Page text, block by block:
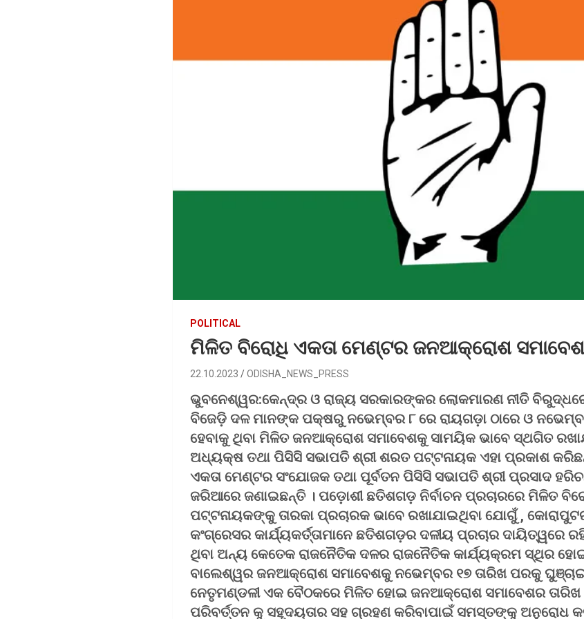
POLITICAL
ମିଳିତ ବିରୋଧି ଏକତା ମେଣ୍ଟର ଜନଆକ୍ରୋଶ
22.10.2023 ODISHA_NEWS_PRESS
ଭୁବନେଶ୍ୱର:କେନ୍ଦ୍ର ଓ ରାଜ୍ୟ ସରକାରଙ୍କର ଲୋକମାରଣ ନୀତି
ବିଜେଡ଼ି ଦଳ ମାନଙ୍କ ପକ୍ଷରୁ ନଭେମ୍ବର ୮ ରେ ରାୟଗଡ଼ା ଠାରେ ଓ
ହେବାକୁ ଥିବା ମିଳିତ ଜନଆକ୍ରୋଶ ସମାବେଶକୁ ସାମୟିକ ଭାବେ ସ୍ଥଗିତ
ଅଧ୍ୟକ୍ଷ ତଥା ପିସିସି ସଭାପତି ଶ୍ରୀ ଶରତ ପଟ୍ଟନାୟକ ଏହା ପ୍ରକାଶ
ଏକତା ମେଣ୍ଟର ସଂଯୋଜକ ତଥା ପୂର୍ବତନ ପିସିସି ସଭାପତି ଶ୍ରୀ ପ୍ରସାଦ
ଜରିଆରେ ଜଣାଇଛନ୍ତି । ପଡ଼ୋଶୀ ଛତିଶଗଡ଼ ନିର୍ବାଚନ ପ୍ରଚାରରେ ମିଳିତ
ପଟ୍ଟନାୟକଙ୍କୁ ତାରକା ପ୍ରଚାରକ ଭାବେ ରଖାଯାଇଥିବା ଯୋଗୁଁ ,
କଂଗ୍ରେସର କାର୍ଯ୍ୟକର୍ତ୍ତାମାନେ ଛତିଶଗଡ଼ର ଦଳୀୟ ପ୍ରଚାର ଦାୟିତ୍ୱରେ
ଥିବା ଅନ୍ୟ କେତେକ ରାଜନୈତିକ ଦଳର ରାଜନୈତିକ କାର୍ଯ୍ୟକ୍ରମ ସ୍ଥିର
ବାଲେଶ୍ୱର ଜନଆକ୍ରୋଶ ସମାବେଶକୁ ନଭେମ୍ବର ୧୭ ତାରିଖ ପରକୁ
ନେତୃମଣ୍ଡଳୀ ଏକ ବୈଠକରେ ମିଳିତ ହୋଇ ଜନଆକ୍ରୋଶ ସମାବେଶର ତାରିଖ
ପରିବର୍ତ୍ତନ କୁ ସହୃଦୟତାର ସହ ଗ୍ରହଣ କରିବାପାଇଁ ସମସ୍ତଙ୍କୁ ଅନୁରୋଧ